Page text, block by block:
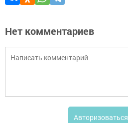
Нет комментариев
Авторизоваться